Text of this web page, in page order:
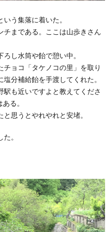
う集落に着いた。
チまである。ここは山歩きさん
し水筒や飴で憩い中。
ョコ「タケノコの里」を取り
分補給飴を手渡してくれた。
も近いですよと教えてくださ
る。
思うとやれやれと安堵。
。